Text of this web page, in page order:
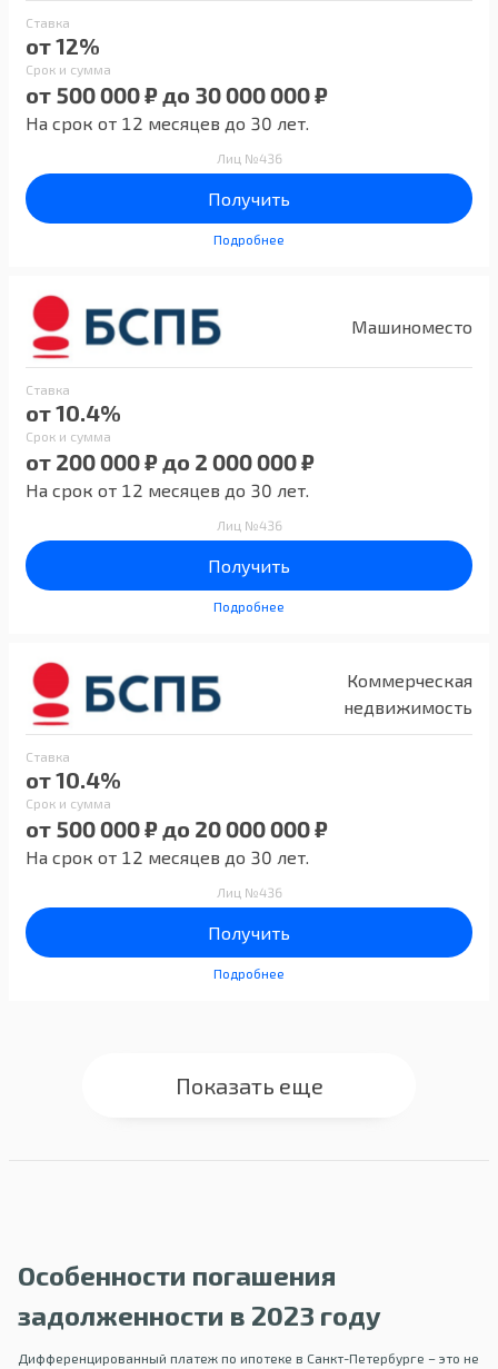
Ставка
от 12%
Срок и сумма
от 500 000 ₽ до 30 000 000 ₽
На срок от 12 месяцев до 30 лет.
Лиц №436
Получить
Подробнее
Машиноместо
Ставка
от 10.4%
Срок и сумма
от 200 000 ₽ до 2 000 000 ₽
На срок от 12 месяцев до 30 лет.
Лиц №436
Получить
Подробнее
Коммерческая
недвижимость
Ставка
от 10.4%
Срок и сумма
от 500 000 ₽ до 20 000 000 ₽
На срок от 12 месяцев до 30 лет.
Лиц №436
Получить
Подробнее
Показать еще
Особенности погашения
задолженности в 2023 году
Дифференцированный платеж по ипотеке в Санкт-Петербурге – это не